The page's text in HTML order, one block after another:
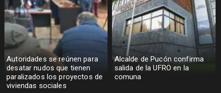
Autoridades se reúnen para
desatar nudos que tienen
paralizados los proyectos de
viviendas sociales
Alcalde de Pucón confirma
salida de la UFRO en la
comuna